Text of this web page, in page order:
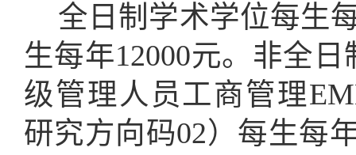
全日制 学术学位每生
生每年12000元。 非全日
级管理人员工商管理
研究方向码02） 每生每